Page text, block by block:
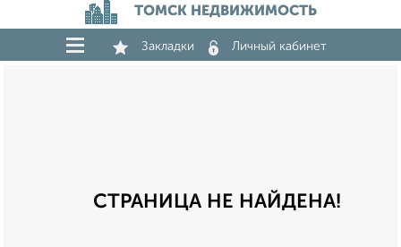
ТОМСК НЕДВИЖИМОСТЬ
Закладки Личный кабинет
СТРАНИЦА НЕ НАЙДЕНА!